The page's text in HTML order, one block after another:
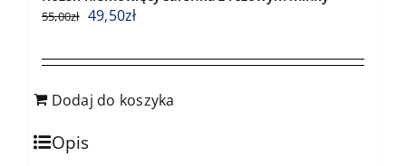
55,00zł 49,50zł
Dodaj do koszyka
Opis